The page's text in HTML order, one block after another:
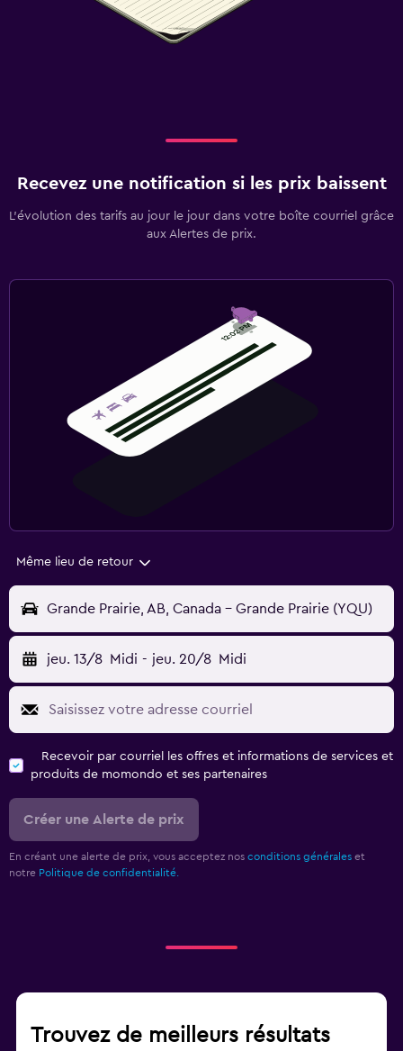
Recevez une notification si les prix baissent
L’évolution des tarifs au jour le jour dans votre boîte courriel grâce
aux Alertes de prix.
Même lieu de retour
Grande Prairie, AB, Canada - Grande Prairie (YQU)
jeu. 13/8 Midi - jeu. 20/8 Midi
Recevoir par courriel les offres et informations de services et
produits de momondo et ses partenaires
Créer une Alerte de prix
En créant une alerte de prix, vous acceptez nos conditions générales et
notre Politique de confidentialité.
Trouvez de meilleurs résultats